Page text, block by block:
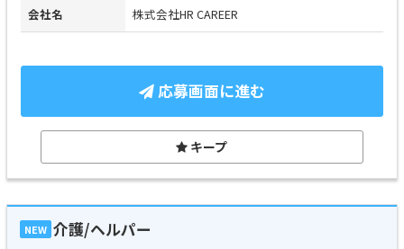
会社名 株式会社HR CAREER
応募画面に進む
キープ
NEW 介護/ヘルパー